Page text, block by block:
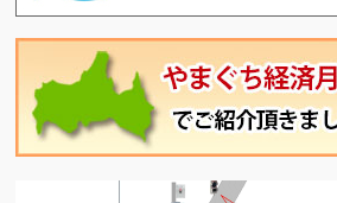
リモコン対応信号機,レンタ
無線リモコン対応信
詳細を見る